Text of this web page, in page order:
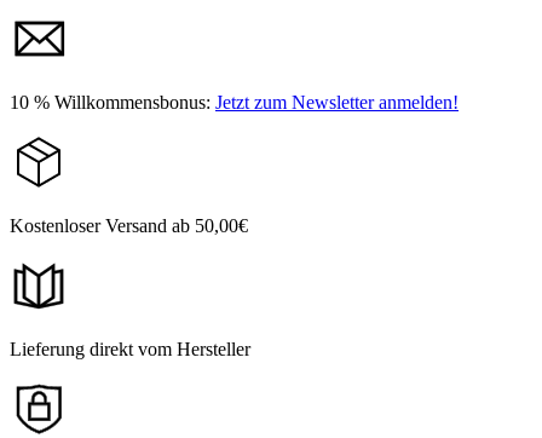
10 % Willkommensbonus: Jetzt zum Newsletter anmelden!
Kostenloser Versand ab 50,00€
Lieferung direkt vom Hersteller